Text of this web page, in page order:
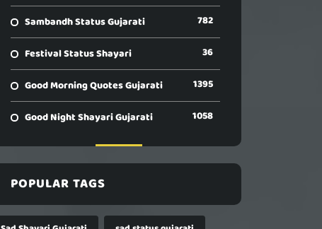
Sambandh Status Gujarati 782
Festival Status Shayari 36
Good Morning Quotes Gujarati 1395
Good Night Shayari Gujarati 1058
POPULAR TAGS